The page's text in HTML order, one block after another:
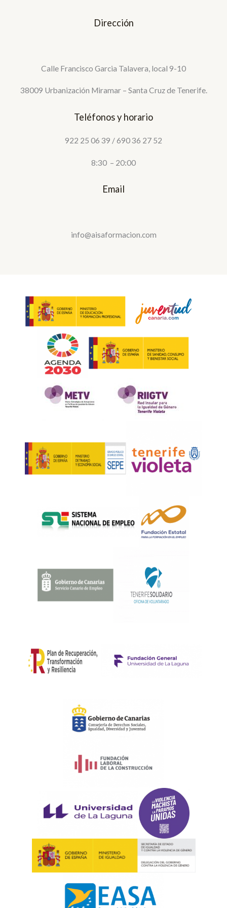
Dirección
Calle Francisco Garcia Talavera, local 9-10
38009 Urbanización Miramar – Santa Cruz de Tenerife.
Teléfonos y horario
922 25 06 39 / 690 36 27 52
8:30 – 20:00
Email
info@aisaformacion.com